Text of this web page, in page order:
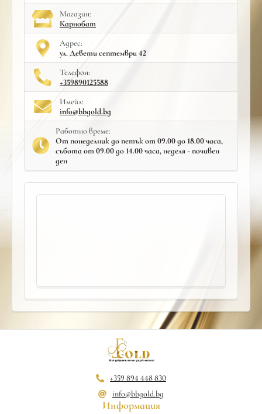
Mагазин:
Карнобат
Адрес:
ул. Девети септември 42
Телефон:
+359890125588
Имейл:
info@bbgold.bg
Работно време:
От понеделник до петък от 09.00 до 18.00 часа,
събота от 09.00 до 14.00 часа, неделя - почивен
ден
+359 894 448 830
info@bbgold.bg
Информация